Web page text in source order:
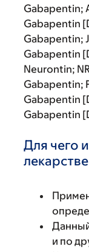
Gabapentin;
Gabapentin
Gabapentin;
Gabapentin
Neurontin;
Gabapentin;
Gabapentin
Gabapentin
Для чего
и по